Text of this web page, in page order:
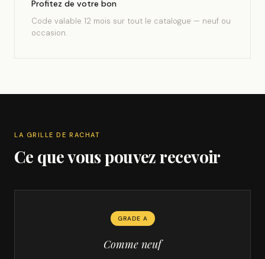
Profitez de votre bon
Code valable 12 mois sur tout le catalogue — neuf ou
occasion.
LA GRILLE DE RACHAT
Ce que vous pouvez recevoir
GRADE A
Comme neuf